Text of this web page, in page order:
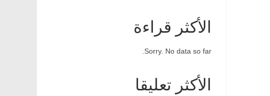
الأكثر قراءة
Sorry. No data so far.
الأكثر تعليقا